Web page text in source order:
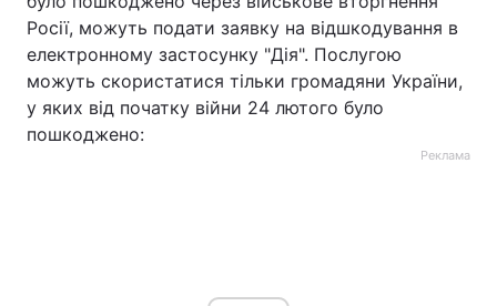
Росії, можуть подати заявку на відшкодування в
електронному застосунку "Дія". Послугою
можуть скористатися тільки громадяни України,
у яких від початку війни 24 лютого було
пошкоджено:
Реклама